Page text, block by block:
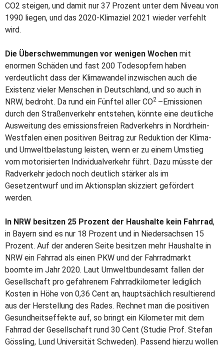
CO2 steigen, und damit nur 37 Prozent unter dem Niveau von
1990 liegen, und das 2020-Klimaziel 2021 wieder verfehlt
wird.
Die Überschwemmungen vor wenigen Wochen mit
enormen Schäden und fast 200 Todesopfern haben
verdeutlicht dass der Klimawandel inzwischen auch die
Existenz vieler Menschen in Deutschland, und so auch in
NRW, bedroht. Da rund ein Fünftel aller CO2 –Emissionen
durch den Straßenverkehr entstehen, könnte eine deutliche
Ausweitung des emissionsfreien Radverkehrs in Nordrhein-
Westfalen einen positiven Beitrag zur Reduktion der Klima-
und Umweltbelastung leisten, wenn er zu einem Umstieg
vom motorisierten Individualverkehr führt. Dazu müsste der
Radverkehr jedoch noch deutlich stärker als im
Gesetzentwurf und im Aktionsplan skizziert gefördert
werden.
In NRW besitzen 25 Prozent der Haushalte kein Fahrrad,
in Bayern sind es nur 18 Prozent und in Niedersachsen 15
Prozent. Auf der anderen Seite besitzen mehr Haushalte in
NRW ein Fahrrad als einen PKW und der Fahrradmarkt
boomte im Jahr 2020. Laut Umweltbundesamt fallen der
Gesellschaft pro gefahrenem Fahrradkilometer lediglich
Kosten in Höhe von 0,36 Cent an, hauptsächlich resultierend
aus der Herstellung des Rades. Rechnet man die positiven
Gesundheitseffekte auf, so bringt ein Kilometer mit dem
Fahrrad der Gesellschaft rund 30 Cent (Studie Prof. Stefan
Gössling, Lund Universität Schweden). Passend hierzu wollen